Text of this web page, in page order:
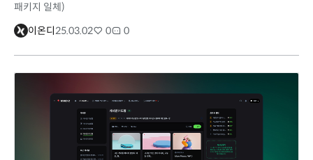
패키지 일체)
이온디25.03.02 0 0